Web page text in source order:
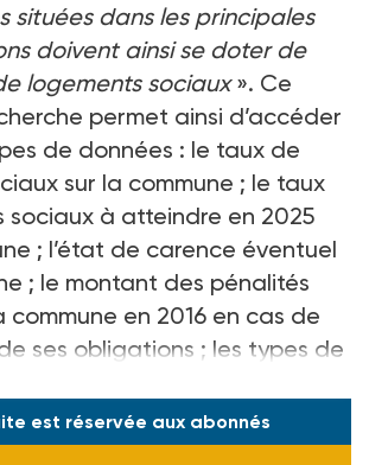
situées dans les principales
doivent ainsi se doter de
logements sociaux». Ce
permet ainsi d’accéder
de données : le taux de
sur la commune ; le taux
sociaux à atteindre en 2025
; l’état de carence éventuel
; le montant des pénalités
en 2016 en cas de
ses obligations ; les types de
est réservée aux abonnés